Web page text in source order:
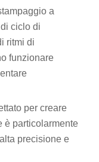
a
ciclo di
ritmi di
funzionare
per creare
è particolarmente
precisione e